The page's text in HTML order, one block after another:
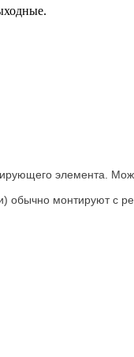
элемента.
обычно монтируют с